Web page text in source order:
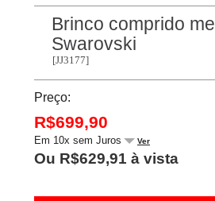
Brinco comprido
Swarovski
[JJ3177]
Preço:
R$699,90
Em 10x sem Juros Ver
Ou R$629,91 à vista